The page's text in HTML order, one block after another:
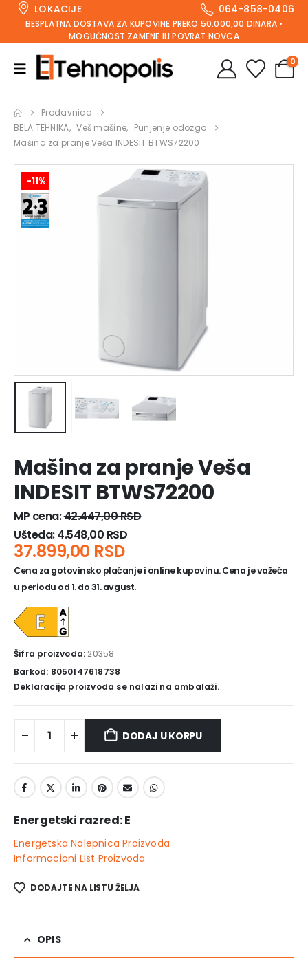
LOKACIJE 064-858-0406
BESPLATNA DOSTAVA ZA KUPOVINE PREKO 50.000,00 DINARA •
MOGUĆNOST ZAMENE ILI POVRAT NOVCA
0
Prodavnica
BELA TEHNIKA, Veš mašine, Punjenje odozgo
Mašina za pranje Veša INDESIT BTWS72200
-11%
Mašina za pranje Veša
INDESIT BTWS72200
MP cena:42.447,00RSD
Ušteda:4.548,00 RSD
37.899,00 RSD
Cena za gotovinsko plaćanje i online kupovinu. Cena je važeća
u periodu od 1. do 31. avgust.
Šifra proizvoda: 20358
Barkod: 8050147618738
Deklaracija proizvoda se nalazi na ambalaži.
DODAJ U KORPU
Energetski razred: E
Energetska Nalepnica Proizvoda
Informacioni List Proizvoda
DODAJTE NA LISTU ŽELJA
OPIS